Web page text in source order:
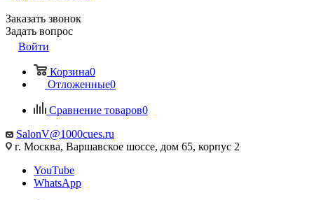
Заказать звонок
Задать вопрос
Войти
Корзина0
Отложенные0
Сравнение товаров0
SalonV@1000cues.ru
г. Москва, Варшавское шоссе, дом 65, корпус 2
YouTube
WhatsApp